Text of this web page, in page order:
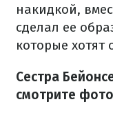
накидкой,
сделал ее
которые хотят
Сестра
смотрите фото